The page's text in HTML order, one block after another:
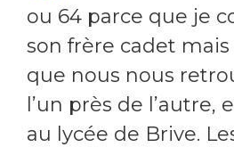
ou 64 parce que je
son frère cadet mais
que nous nous
l’un près de l’autre,
au lycée de Brive.